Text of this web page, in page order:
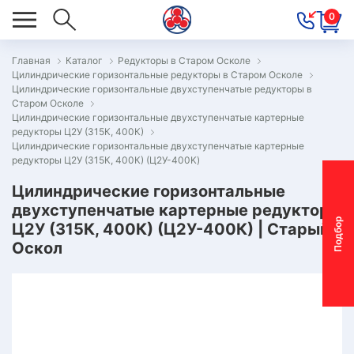
0
П
о
д
б
о
р
м
о
т
о
р
-
р
е
д
у
к
т
о
р
Главная Каталог
Редукторы в Старом Осколе
Цилиндрические горизонтальные редукторы в Старом Осколе
Цилиндрические горизонтальные двухступенчатые редукторы в
Старом Осколе
Цилиндрические горизонтальные двухступенчатые картерные
редукторы Ц2У (315К, 400К)
Цилиндрические горизонтальные двухступенчатые картерные
редукторы Ц2У (315К, 400К) (Ц2У-400K)
Цилиндрические горизонтальные
двухступенчатые картерные редукторы
Ц2У (315К, 400К) (Ц2У-400К) | Старый
Оскол